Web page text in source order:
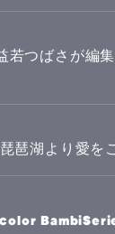
若つばさが編
琶湖より愛